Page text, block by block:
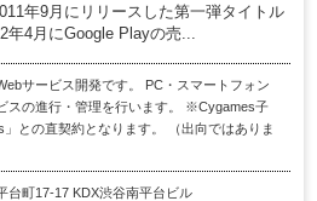
年9月にリリースした第一弾タイトル
年4月にGoogle Playの売...
サービス開発です。 PC・スマートフォン
スの進行・管理を行います。 ※Cygames子
との直契約となります。 （出向ではありま
台町17-17 KDX渋谷南平台ビル